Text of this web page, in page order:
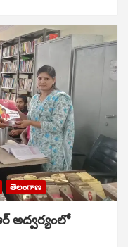
తెలంగాణ
అద్వర్యంలో